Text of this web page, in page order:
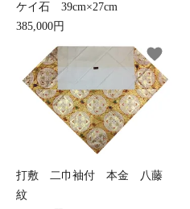
ケイ石 39cm×27cm
385,000円
打敷 二巾袖付 本金 八藤
紋
favorite